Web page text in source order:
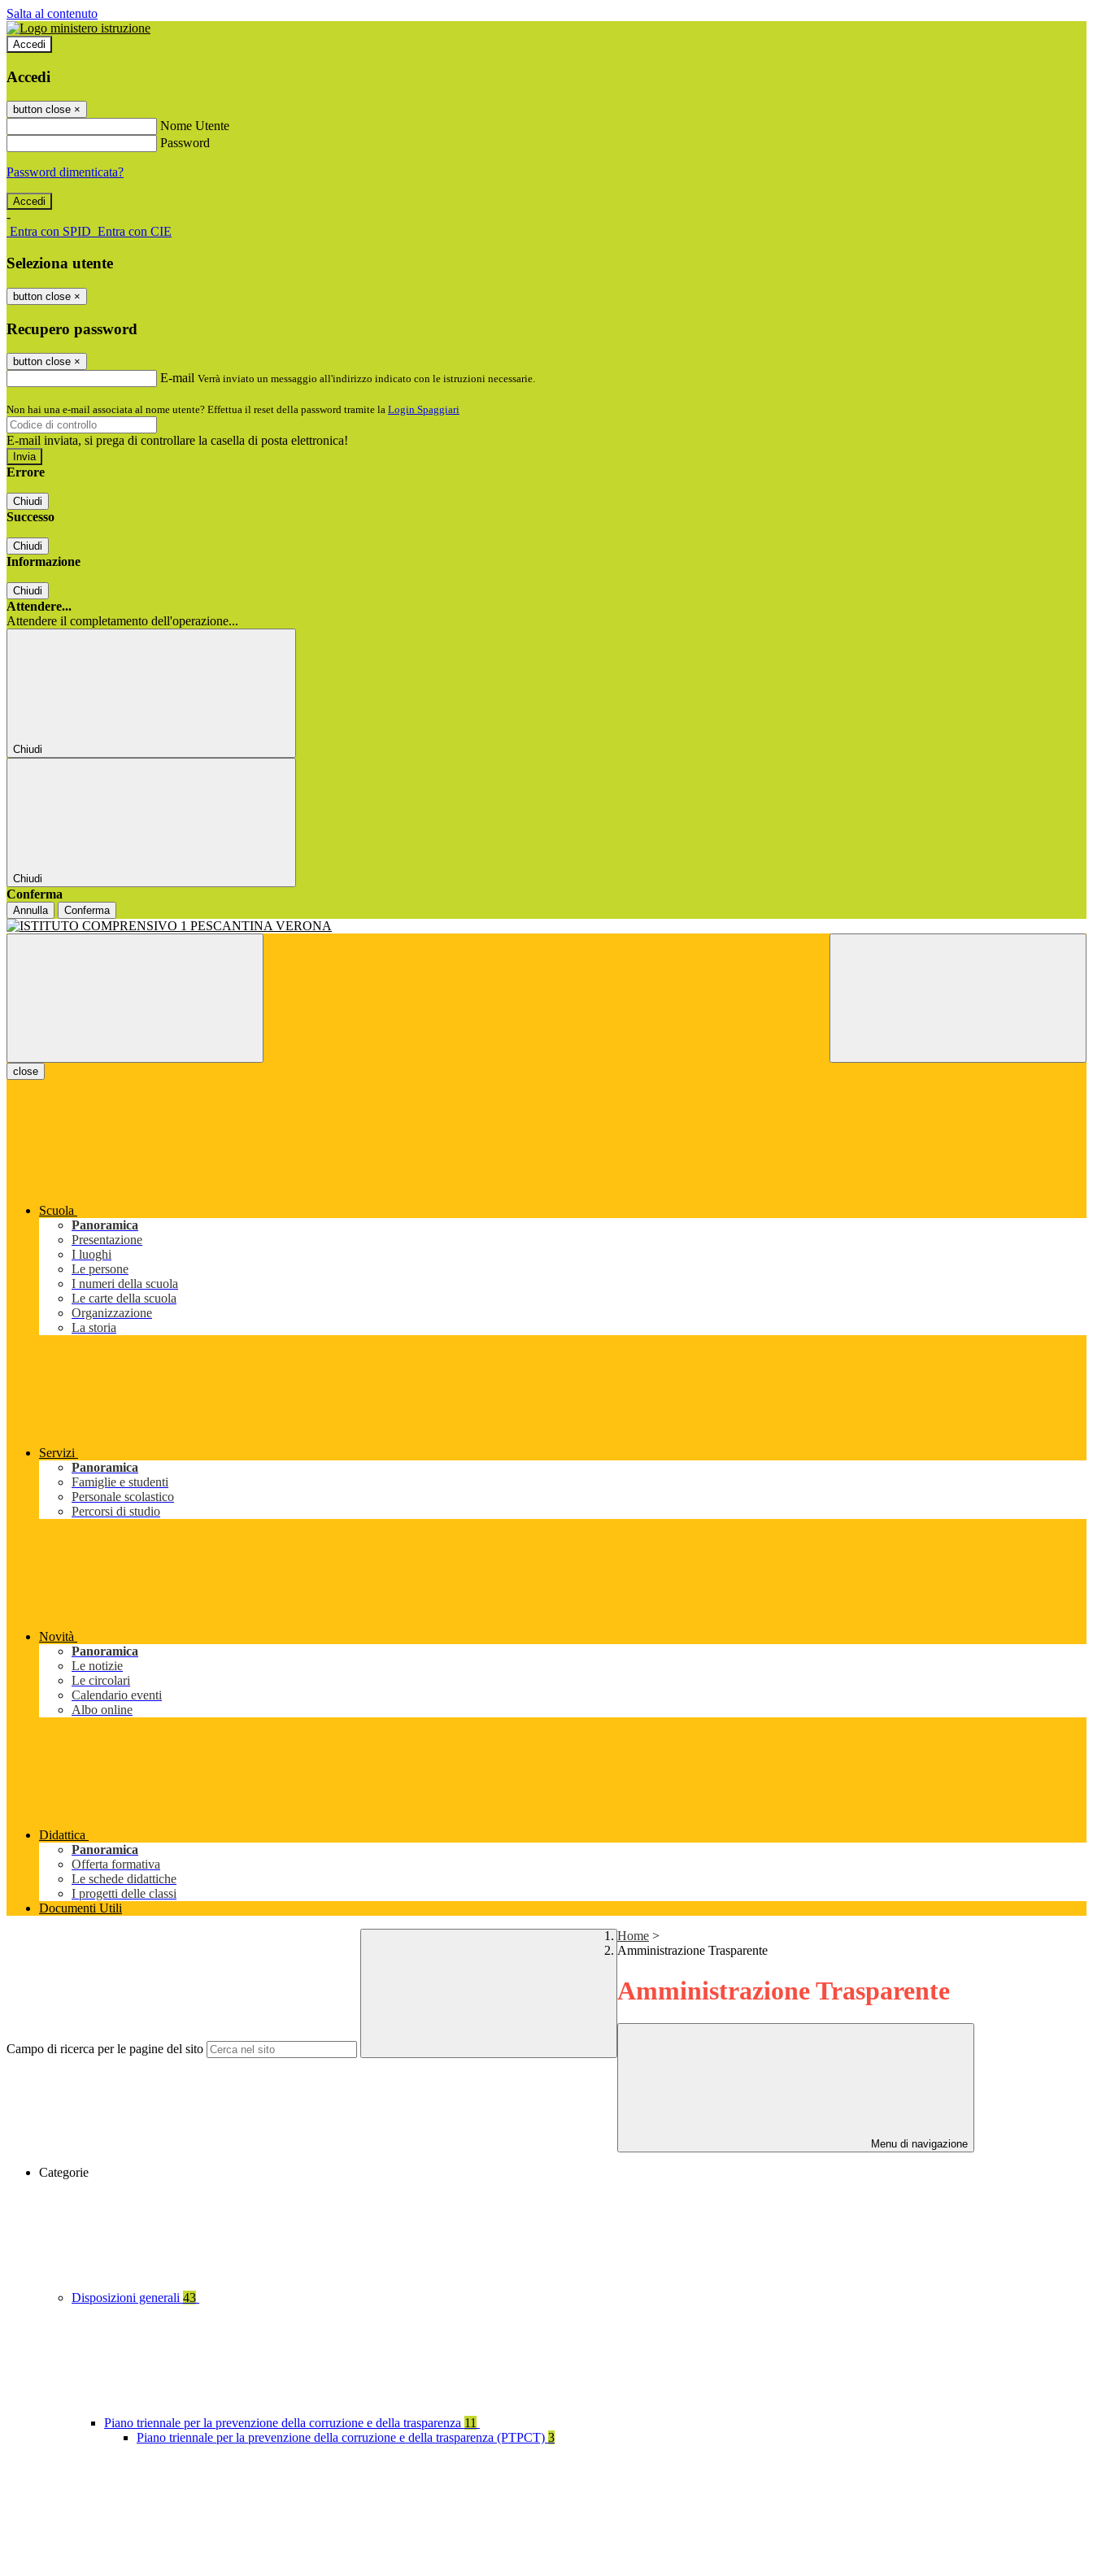
Salta al contenuto
Accedi
Accedi
button close ×
Nome Utente
Password
Password dimenticata?
-
Entra con SPID Entra con CIE
Seleziona utente
button close ×
Recupero password
button close ×
E-mail Verrà inviato un messaggio all'indirizzo indicato con le istruzioni necessarie.
Non hai una e-mail associata al nome utente? Effettua il reset della password tramite la Login Spaggiari
E-mail inviata, si prega di controllare la casella di posta elettronica!
Errore
Chiudi
Successo
Chiudi
Informazione
Chiudi
Attendere...
Attendere il completamento dell'operazione...
Chiudi
Chiudi
Conferma
Annulla Conferma
close
Scuola
Panoramica
Presentazione
I luoghi
Le persone
I numeri della scuola
Le carte della scuola
Organizzazione
La storia
Servizi
Panoramica
Famiglie e studenti
Personale scolastico
Percorsi di studio
Novità
Panoramica
Le notizie
Le circolari
Calendario eventi
Albo online
Didattica
Panoramica
Offerta formativa
Le schede didattiche
I progetti delle classi
Documenti Utili
Campo di ricerca per le pagine del sito
Home >
Amministrazione Trasparente
Amministrazione Trasparente
Menu di navigazione
Categorie
Disposizioni generali 43
Piano triennale per la prevenzione della corruzione e della trasparenza 11
Piano triennale per la prevenzione della corruzione e della trasparenza (PTPCT) 3